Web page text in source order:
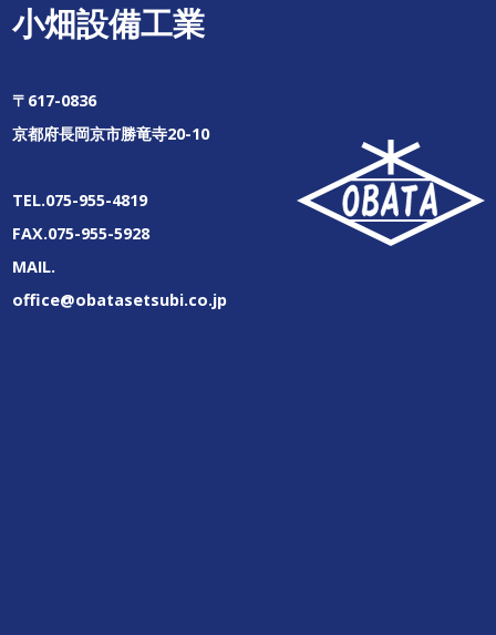
小畑設備工業
〒617-0836
京都府長岡京市勝竜寺20-10
TEL.075-955-4819
FAX.075-955-5928
MAIL.
office@obatasetsubi.co.jp